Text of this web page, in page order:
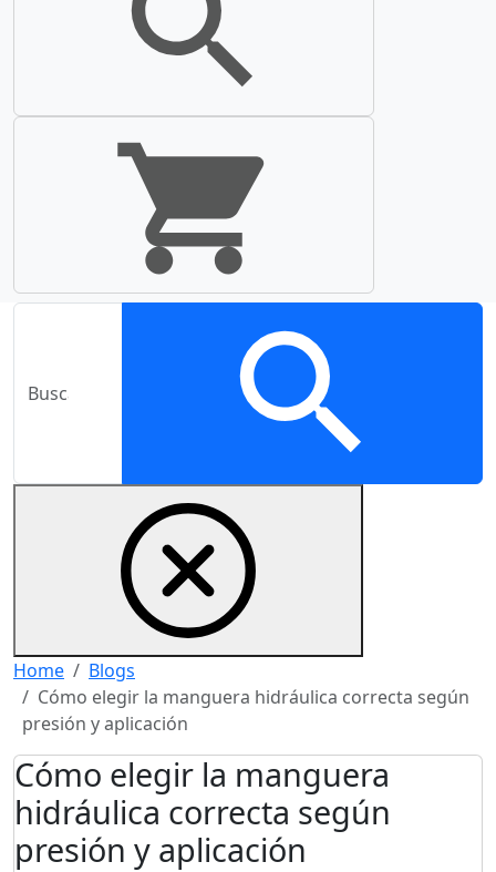
Home
Blogs
Cómo elegir la manguera hidráulica correcta según
presión y aplicación
Cómo elegir la manguera
hidráulica correcta según
presión y aplicación